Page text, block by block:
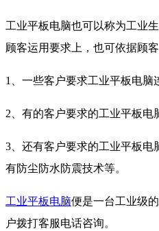
工业平板电脑也可以称为工业
顾客运用要求上，也可依据顾
1、一些客户要求工业平板电脑
2、有的客户要求的工业平板
3、还有客户要求的工业平板
有防尘防水防震技术等。
工业平板电脑便是一台工业级
户拨打客服电话咨询。